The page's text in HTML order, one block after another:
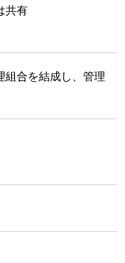
共有
組合を結成し、管理